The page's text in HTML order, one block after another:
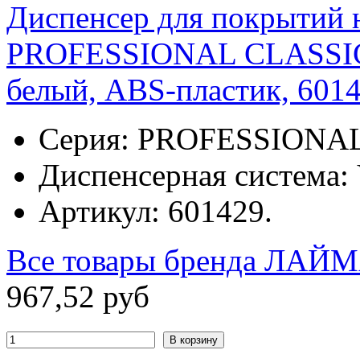
Диспенсер для
PROFESSIONAL
белый, ABS-пластик,
Серия:
Диспенсерная
Артикул: 601429.
Все товары бренда
967,52 руб
В корзину